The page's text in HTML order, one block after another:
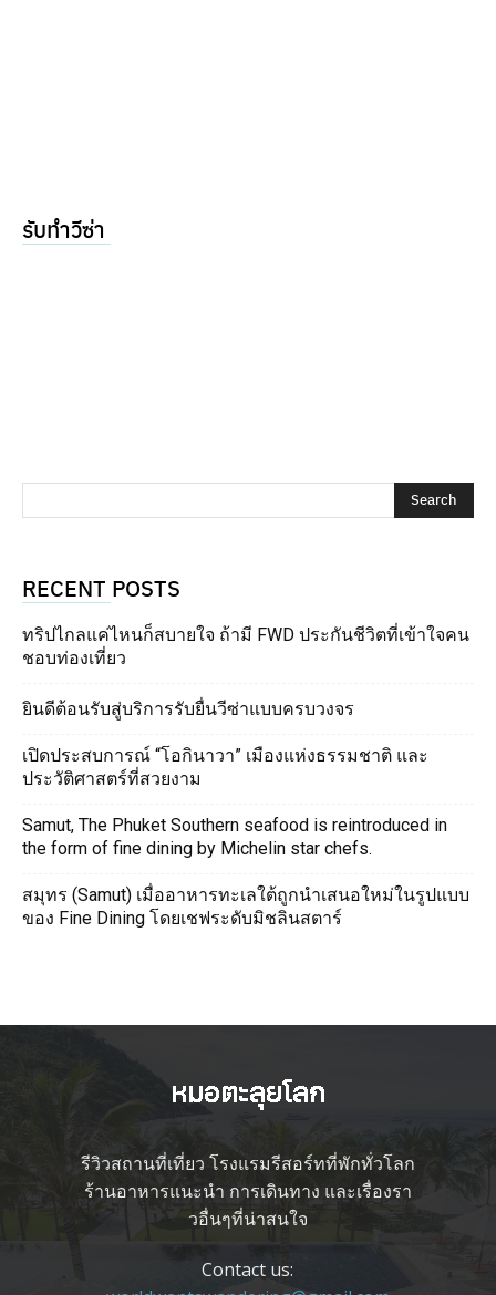
รับทำวีซ่า
RECENT POSTS
ทริปไกลแค่ไหนก็สบายใจ ถ้ามี FWD ประกันชีวิตที่เข้าใจคน
ชอบท่องเที่ยว
ยินดีต้อนรับสู่บริการรับยื่นวีซ่าแบบครบวงจร
เปิดประสบการณ์ “โอกินาวา” เมืองแห่งธรรมชาติ และ
ประวัติศาสตร์ที่สวยงาม
Samut, The Phuket Southern seafood is reintroduced in
the form of fine dining by Michelin star chefs.
สมุทร (Samut) เมื่ออาหารทะเลใต้ถูกนำเสนอใหม่ในรูปแบบ
ของ Fine Dining โดยเชฟระดับมิชลินสตาร์
รีวิวสถานที่เที่ยว โรงแรมรีสอร์ทที่พักทั่วโลก
ร้านอาหารแนะนำ การเดินทาง และเรื่องรา
วอื่นๆที่น่าสนใจ
Contact us: